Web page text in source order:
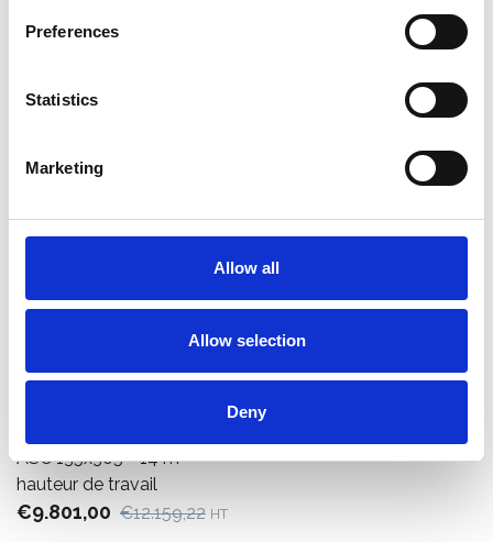
Preferences
Statistics
Marketing
Allow all
Allow selection
Deny
14,2 m
€4.939,00
Afficher le produit
€8.724,65 HT
Afficher le produit
ASC 135x305 - 14 m
hauteur de travail
€9.801,00 €12.159,22 HT